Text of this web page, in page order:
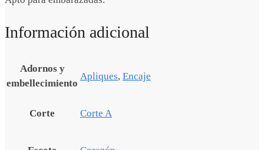
Información adicional
Adornos y
embellecimiento
Apliques, Encaje
Corte Corte A